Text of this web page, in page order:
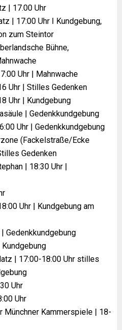
| 17.00 Uhr
| 17:00 Uhr I Kundgebung,
zum Steintor
Bühne,
Uhr | Mahnwache
Uhr | Stilles Gedenken
Uhr | Kundgebung
| Gedenkkundgebung
Uhr | Gedenkkundgebung
(Fackelstraße/Ecke
Gedenken
| 18:30 Uhr |
Uhr | Kundgebung am
Gedenkkundgebung
| 17:00-18:00 Uhr stilles
Uhr
Uhr
Münchner Kammerspiele | 18-